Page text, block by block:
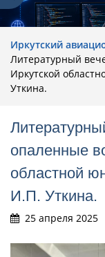
Иркутский
Литературный
Иркутской
Уткина.
опаленные
областной
И.П. Уткина.
25 апреля 2025